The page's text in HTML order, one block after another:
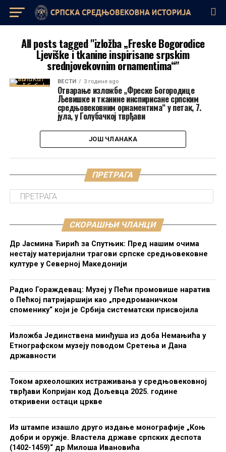
All posts tagged "izložba „Freske Bogorodice
Ljeviške i tkanine inspirisane srpskim
srednjovekovnim ornamentima“"
ВЕСТИ 3 године ago
Отварање изложбе „Фреске Богородице
Љевишке и тканине инспирисане српским
средњовековним орнаментима“ у петак, 7.
јула, у Голубачкој тврђави
ЈОШ ЧЛАНАКА
ПРЕТРАГА
СКОРАШЊИ ЧЛАНЦИ
Др Јасмина Ћирић за Спутњик: Пред нашим очима
нестају материјални трагови српске средњовековне
културе у Северној Македонији
Радио Гораждевац: Музеј у Пећи промовише наратив
о Пећкој патријаршији као „предроманичком
споменику“ који је Србија систематски присвојила
Изложба Јединствена минђуша из доба Немањића у
Етнографском музеју поводом Сретења и Дана
државности
Током археолошких истраживања у средњовековној
тврђави Копријан код Дољевца 2025. године
откривени остаци цркве
Из штампе изашло друго издање монографије „Коњ
добри и оружје. Властела државе српских деспота
(1402-1459)“ др Милоша Ивановића